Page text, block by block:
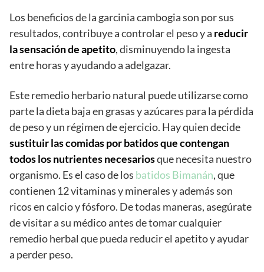
Los beneficios de la garcinia cambogia son por sus
resultados, contribuye a controlar el peso y a reducir
la sensación de apetito, disminuyendo la ingesta
entre horas y ayudando a adelgazar.
Este remedio herbario natural puede utilizarse como
parte la dieta baja en grasas y azúcares para la pérdida
de peso y un régimen de ejercicio. Hay quien decide
sustituir las comidas por batidos que contengan
todos los nutrientes necesariosque necesita nuestro
organismo. Es el caso de los batidos Bimanán, que
contienen 12 vitaminas y minerales y además son
ricos en calcio y fósforo. De todas maneras, asegúrate
de visitar a su médico antes de tomar cualquier
remedio herbal que pueda reducir el apetito y ayudar
a perder peso.